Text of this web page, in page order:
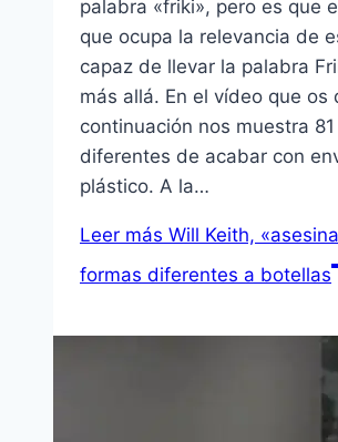
palabra «friki», pero es que
que ocupa la relevancia de
capaz de llevar la palabra
más allá. En el ví­deo que os
continuación nos muestra
diferentes de acabar con
plástico. A la…
Leer más Will Keith,
formas diferentes a botellas